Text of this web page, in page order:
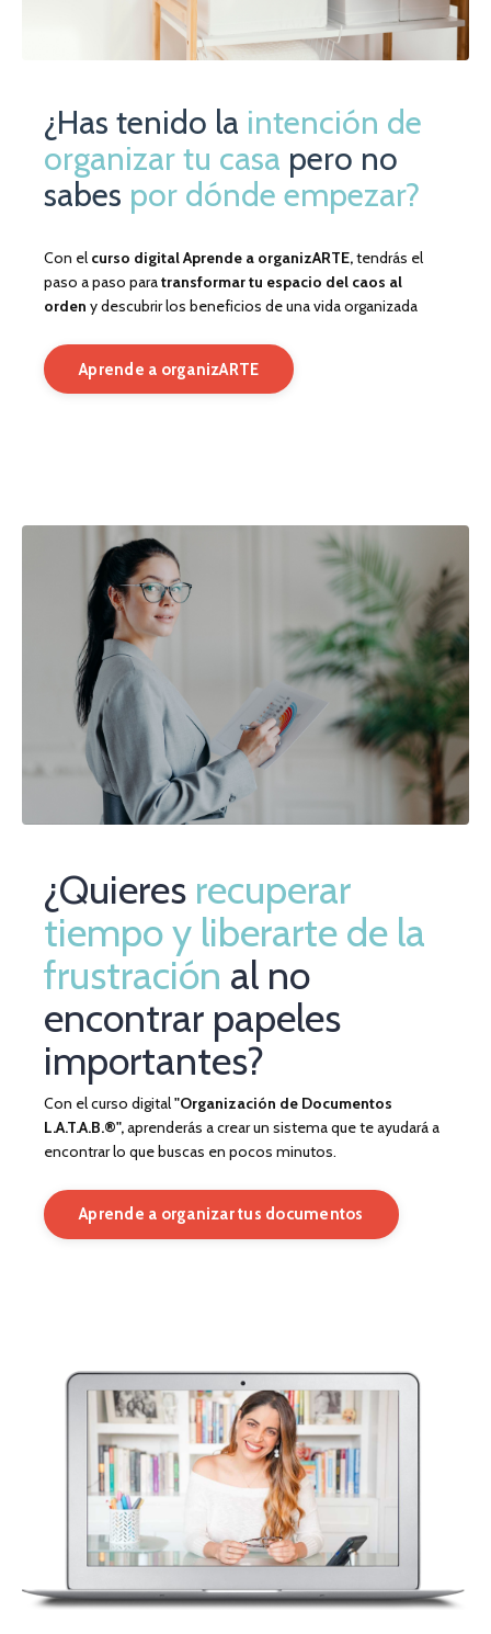
¿Has tenido la intención de
organizar tu casa pero no
sabes por dónde empezar?
Con el curso digital Aprende a organizARTE,tendrás el
paso a paso paratransformar tu espacio del caos al
orden y descubrir los beneficios de una vida organizada
Aprende a organizARTE
¿Quieres recuperar
tiempo y liberarte de la
frustración al no
encontrar papeles
importantes?
Con el curso digital"Organización de Documentos
L.A.T.A.B.®",aprenderás a crear un sistema que te ayudará a
encontrar lo que buscas en pocos minutos.
Aprende a organizar tus documentos